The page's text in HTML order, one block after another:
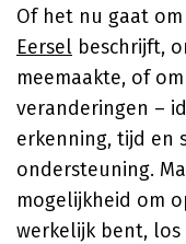
Of het nu gaat
Eersel beschrijft,
meemaakte, of
veranderingen –
erkenning, tijd en
ondersteuning.
mogelijkheid om
werkelijk bent,